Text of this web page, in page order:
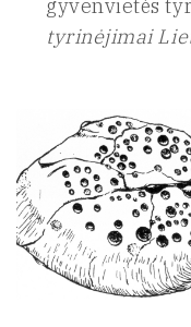
gyvenvietės
tyrinėjimai